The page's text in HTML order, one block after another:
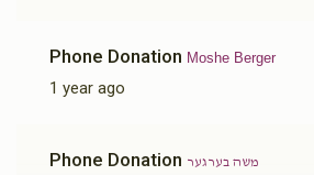
Phone Donation Moshe Berger
1 year ago
Phone Donation משה בערגער